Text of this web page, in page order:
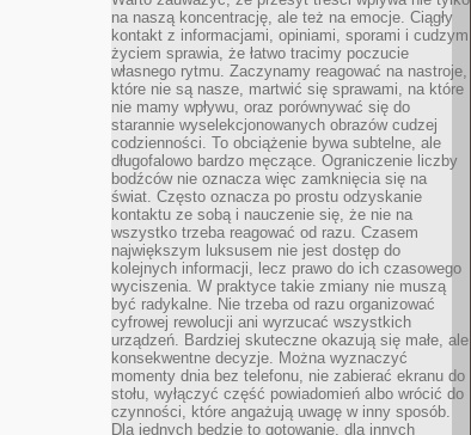
na naszą koncentrację, ale też na emocje. Ciągły
kontakt z informacjami, opiniami, sporami i cudzym
życiem sprawia, że łatwo tracimy poczucie
własnego rytmu. Zaczynamy reagować na nastroje,
które nie są nasze, martwić się sprawami, na które
nie mamy wpływu, oraz porównywać się do
starannie wyselekcjonowanych obrazów cudzej
codzienności. To obciążenie bywa subtelne, ale
długofalowo bardzo męczące. Ograniczenie liczby
bodźców nie oznacza więc zamknięcia się na
świat. Często oznacza po prostu odzyskanie
kontaktu ze sobą i nauczenie się, że nie na
wszystko trzeba reagować od razu. Czasem
największym luksusem nie jest dostęp do
kolejnych informacji, lecz prawo do ich czasowego
wyciszenia. W praktyce takie zmiany nie muszą
być radykalne. Nie trzeba od razu organizować
cyfrowej rewolucji ani wyrzucać wszystkich
urządzeń. Bardziej skuteczne okazują się małe, ale
konsekwentne decyzje. Można wyznaczyć
momenty dnia bez telefonu, nie zabierać ekranu do
stołu, wyłączyć część powiadomień albo wrócić do
czynności, które angażują uwagę w inny sposób.
Dla jednych będzie to gotowanie, dla innych